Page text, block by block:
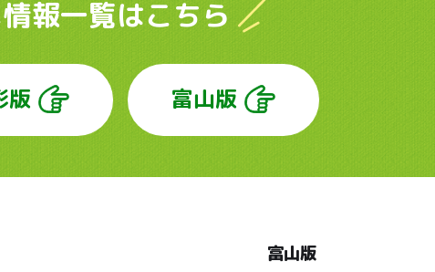
報一覧はこちら
版 富山版
富山版